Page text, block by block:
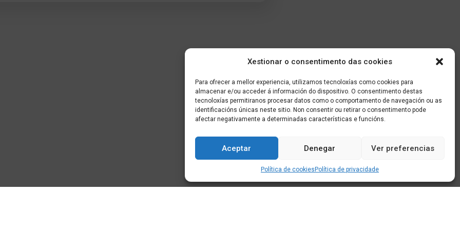
Xestionar o consentimento das cookies
Para ofrecer a mellor experiencia, utilizamos tecnoloxías como cookies para
almacenar e/ou acceder á información do dispositivo. O consentimento destas
tecnoloxías permitiranos procesar datos como o comportamento de navegación ou as
identificacións únicas neste sitio. Non consentir ou retirar o consentimento pode
afectar negativamente a determinadas características e funcións.
Aceptar Denegar Ver preferencias
Política de cookies Política de privacidade